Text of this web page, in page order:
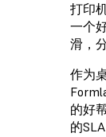
打印
一个
滑，
作为
的好
的